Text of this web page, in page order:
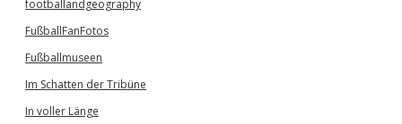
footballandgeography
FußballFanFotos
Fußballmuseen
Im Schatten der Tribüne
In voller Länge